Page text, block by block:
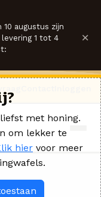
10 augustus zijn
1 tot 4
×
met honing.
om lekker te
hier voor meer